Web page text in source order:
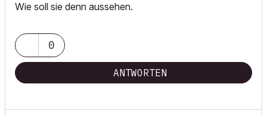
Wie soll sie denn aussehen.
0
ANTWORTEN